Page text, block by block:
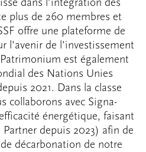
plus de 260 membres et
offre une plateforme de
l’avenir de l’investissement
est également
des Nations Unies
2021. Dans la classe
collaborons avec Signa-
énergétique, faisant
depuis 2023) afin de
décarbonation de notre